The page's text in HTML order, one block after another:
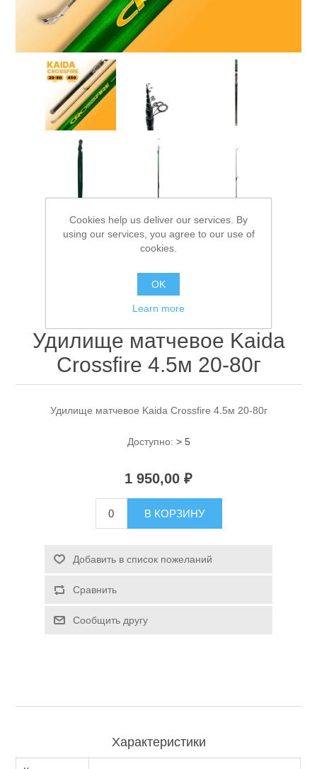
Аксессуары для лодок
Туризм и Активный отдых
Удилище матчевое Kaida
Crossfire 4.5м 20-80г
Удилище матчевое Kaida Crossfire 4.5м 20-80г
Доступно: > 5
1 950,00 ₽
В КОРЗИНУ
Добавить в список пожеланий
Сравнить
Сообщить другу
Характеристики
Cookies help us deliver our services. By
using our services, you agree to our use of
cookies.
OK
Learn more